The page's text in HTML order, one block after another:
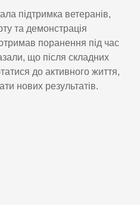
підтримка ветеранів,
та демонстрація
поранення під час
що після складних
до активного життя,
нових результатів.